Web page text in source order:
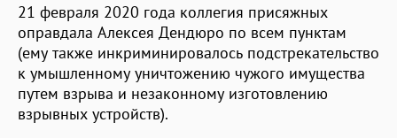
21 февраля 2020 года коллегия присяжных
оправдала Алексея Дендюро по всем пунктам
(ему также инкриминировалось подстрекательство
к умышленному уничтожению чужого имущества
путем взрыва и незаконному изготовлению
взрывных устройств).